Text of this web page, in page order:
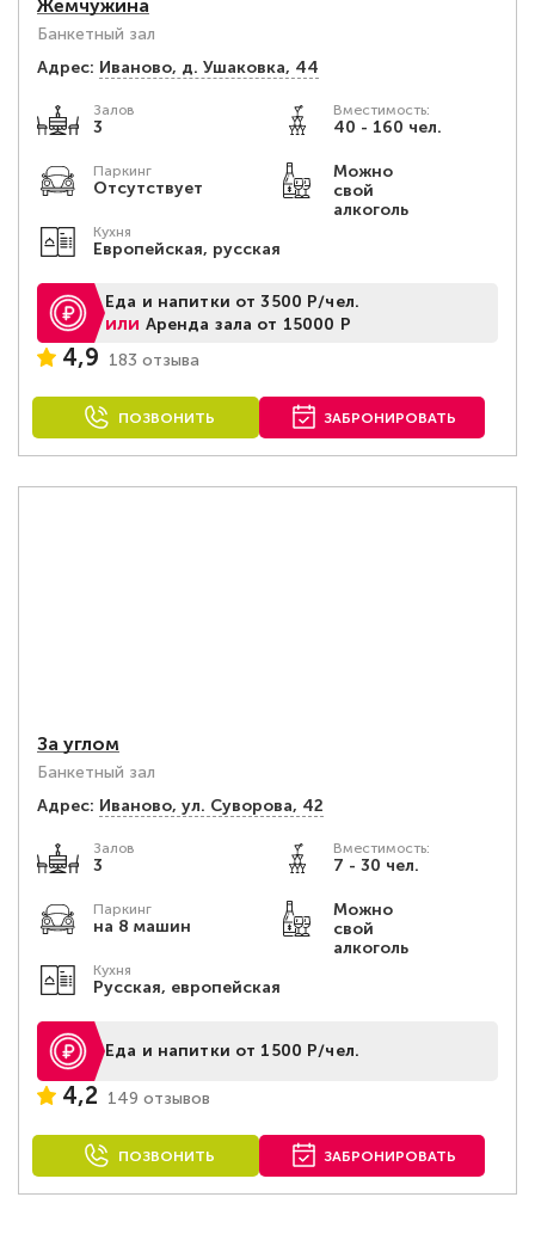
Жемчужина
Банкетный зал
Адрес: Иваново, д. Ушаковка, 44
Залов
3
Вместимость:
40 - 160 чел.
Паркинг
Отсутствует
Можно
свой
алкоголь
Кухня
Европейская, русская
Еда и напитки от 3500 Р/чел.
или Аренда зала от 15000 Р
4,9 183 отзыва
ПОЗВОНИТЬ ЗАБРОНИРОВАТЬ
За углом
Банкетный зал
Адрес: Иваново, ул. Суворова, 42
Залов
3
Вместимость:
7 - 30 чел.
Паркинг
на 8 машин
Можно
свой
алкоголь
Кухня
Русская, европейская
Еда и напитки от 1500 Р/чел.
4,2 149 отзывов
ПОЗВОНИТЬ ЗАБРОНИРОВАТЬ